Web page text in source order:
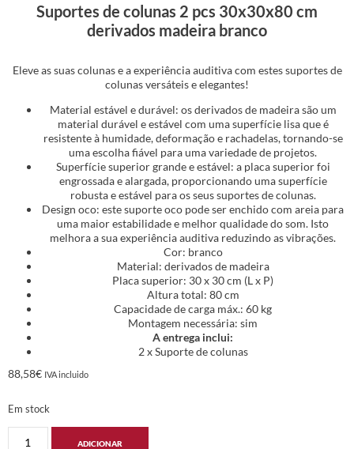
Suportes de colunas 2 pcs 30x30x80 cm
derivados madeira branco
Eleve as suas colunas e a experiência auditiva com estes suportes de
colunas versáteis e elegantes!
Material estável e durável: os derivados de madeira são um
material durável e estável com uma superfície lisa que é
resistente à humidade, deformação e rachadelas, tornando-se
uma escolha fiável para uma variedade de projetos.
Superfície superior grande e estável: a placa superior foi
engrossada e alargada, proporcionando uma superfície
robusta e estável para os seus suportes de colunas.
Design oco: este suporte oco pode ser enchido com areia para
uma maior estabilidade e melhor qualidade do som. Isto
melhora a sua experiência auditiva reduzindo as vibrações.
Cor: branco
Material: derivados de madeira
Placa superior: 30 x 30 cm (L x P)
Altura total: 80 cm
Capacidade de carga máx.: 60 kg
Montagem necessária: sim
A entrega inclui:
2 x Suporte de colunas
88,58€ IVA incluido
Em stock
ADICIONAR